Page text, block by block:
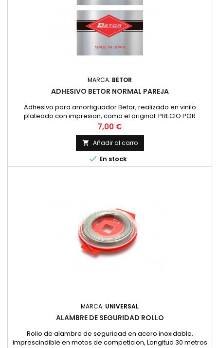
MARCA: BETOR
ADHESIVO BETOR NORMAL PAREJA
Adhesivo para amortiguador Betor, realizado en vinilo
plateado con impresion, como el original. PRECIO POR
PAREJA
Precio
7,00 €
 Añadir al carro
 En stock
MARCA: UNIVERSAL
ALAMBRE DE SEGURIDAD ROLLO
Rollo de alambre de seguridad en acero inoxidable,
imprescindible en motos de competicion, Longitud 30 metros